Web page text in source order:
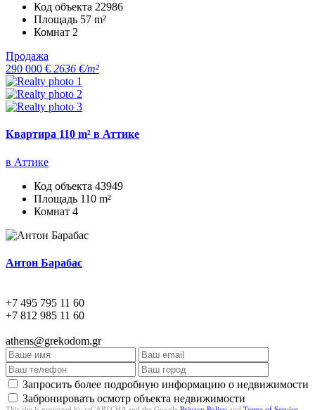
Код объекта 22986
Площадь 57 m²
Комнат 2
Продажа
290 000 € 2636 €/m²
Квартира 110 m² в Аттике
в Аттике
Код объекта 43949
Площадь 110 m²
Комнат 4
Антон Барабас
+7 495 795 11 60
+7 812 985 11 60
athens@grekodom.gr
Запросить более подробную информацию о недвижимости
Забронировать осмотр объекта недвижимости